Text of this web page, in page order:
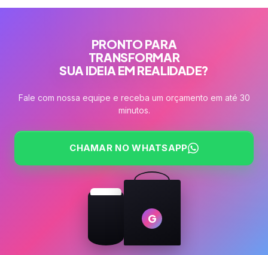
PRONTO PARA
TRANSFORMAR
SUA IDEIA EM REALIDADE?
Fale com nossa equipe e receba um orçamento em até 30
minutos.
CHAMAR NO WHATSAPP
G